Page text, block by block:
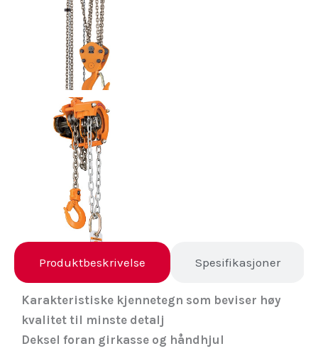
Produktbeskrivelse Spesifikasjoner
Karakteristiske kjennetegn som beviser høy
kvalitet til minste detalj
Deksel foran girkasse og håndhjul